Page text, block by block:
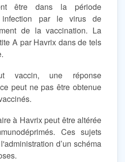
être dans la période
infection par le virus de
de la vaccination. La
A par Havrix dans de tels
vaccin, une réponse
peut ne pas être obtenue
à Havrix peut être altérée
Ces sujets
d’un schéma